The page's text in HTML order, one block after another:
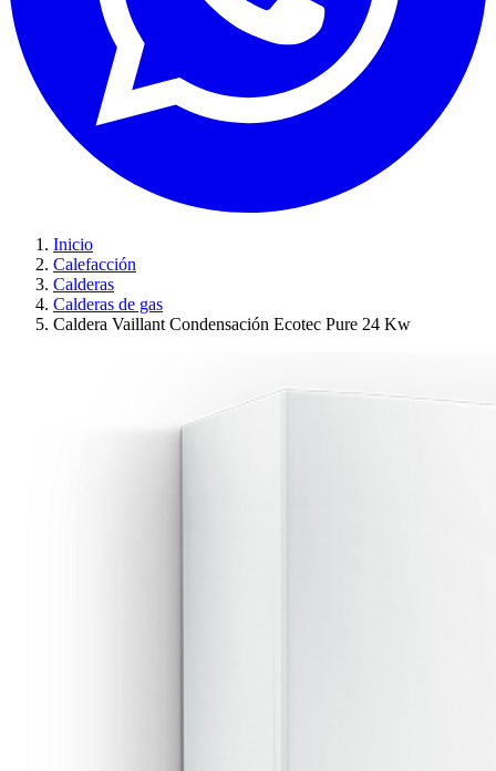
Inicio
Calefacción
Calderas
Calderas de gas
Caldera Vaillant Condensación Ecotec Pure 24 Kw